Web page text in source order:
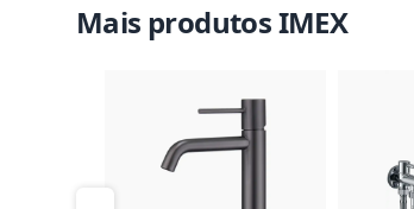
Mais produtos IMEX
Imagem do Produto